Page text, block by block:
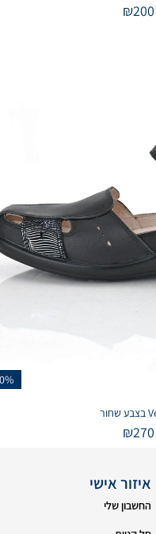
₪200
₪270
איזור אישי
החשבון שלי